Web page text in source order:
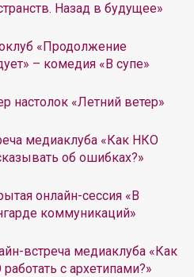
Назад в будущее»
«Продолжение
– комедия «В супе»
настолок «Летний ветер»
медиаклуба «Как НКО
об ошибках?»
онлайн-сессия «В
коммуникаций»
встреча медиаклуба «Как
с архетипами?»